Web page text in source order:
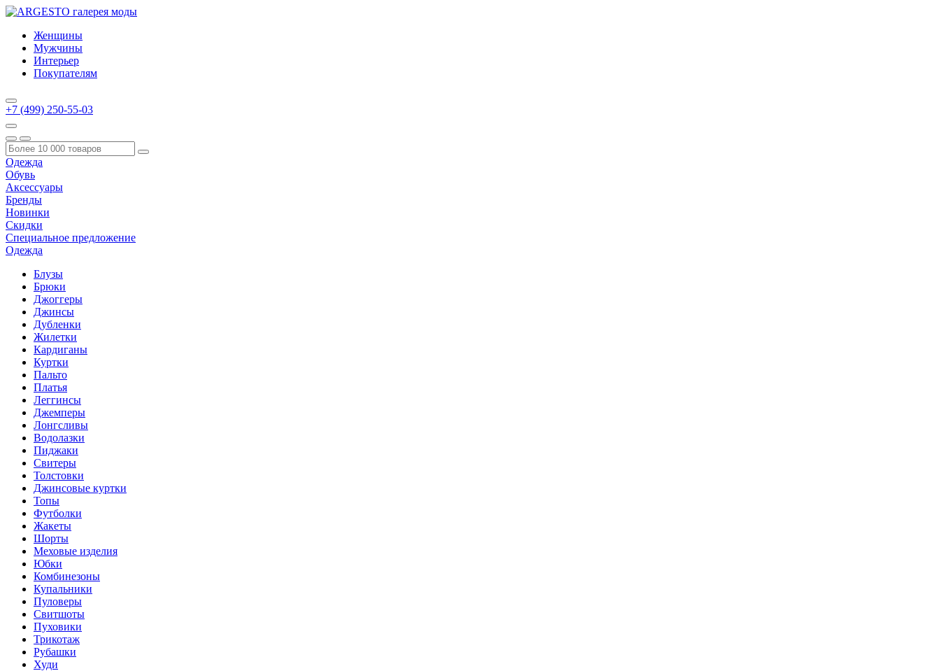
Женщины
Мужчины
Интерьер
Покупателям
+7 (499) 250-55-03
Одежда
Обувь
Аксессуары
Бренды
Новинки
Скидки
Специальное предложение
Одежда
Блузы
Брюки
Джоггеры
Джинсы
Дубленки
Жилетки
Кардиганы
Куртки
Пальто
Платья
Леггинсы
Джемперы
Лонгсливы
Водолазки
Пиджаки
Свитеры
Толстовки
Джинсовые куртки
Топы
Футболки
Жакеты
Шорты
Меховые изделия
Юбки
Комбинезоны
Купальники
Пуловеры
Свитшоты
Пуховики
Трикотаж
Рубашки
Худи